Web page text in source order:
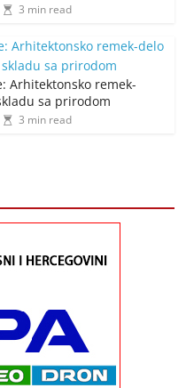
3 min read
Arhitektonsko remek-
sa prirodom
3 min read